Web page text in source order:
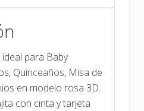
para Baby
Quinceaños, Misa de
en modelo rosa 3D.
con cinta y tarjeta